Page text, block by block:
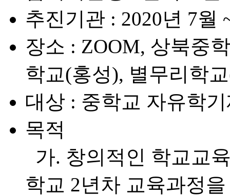
추진기관 : 2020년 7월
장소 : ZOOM, 상북중
학교(홍성), 별무리학
대상 : 중학교 자유학
목적
가. 창의적인 학교교
학교 2년차 교육과정